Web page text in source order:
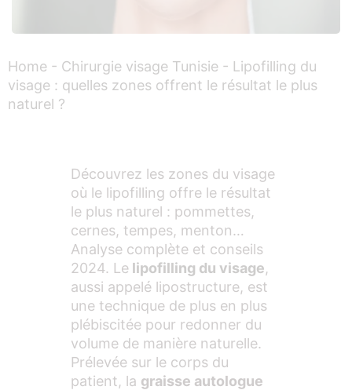
Home - Chirurgie visage Tunisie - Lipofilling du
visage : quelles zones offrent le résultat le plus
naturel ?
Découvrez les zones du visage
où le lipofilling offre le résultat
le plus naturel : pommettes,
cernes, tempes, menton…
Analyse complète et conseils
2024. Le lipofilling du visage,
aussi appelé lipostructure, est
une technique de plus en plus
plébiscitée pour redonner du
volume de manière naturelle.
Prélevée sur le corps du
patient, la graisse autologue